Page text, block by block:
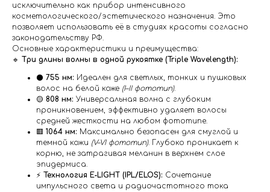
исключительно как прибор интенсивного
косметологического/эстетического назначения. Это
позволяет использовать её в студиях красоты согласно
законодательству РФ.
Основные характеристики и преимущества:
🔹 Три длины волны в одной рукоятке (Triple Wavelength):
⚫️ 755 нм: Идеален для светлых, тонких и пушковых
волос на белой коже (I–II фототип).
🟡 808 нм: Универсальная волна с глубоким
проникновением, эффективно удаляет волосы
средней жесткости на любом фототипе.
🟥 1064 нм: Максимально безопасен для смуглой и
темной кожи (V–VI фототип). Глубоко проникает к
корню, не затрагивая меланин в верхнем слое
эпидермиса.
⚡️ Технология E‑LIGHT (IPL/ELOS): Сочетание
импульсного света и радиочастотного тока